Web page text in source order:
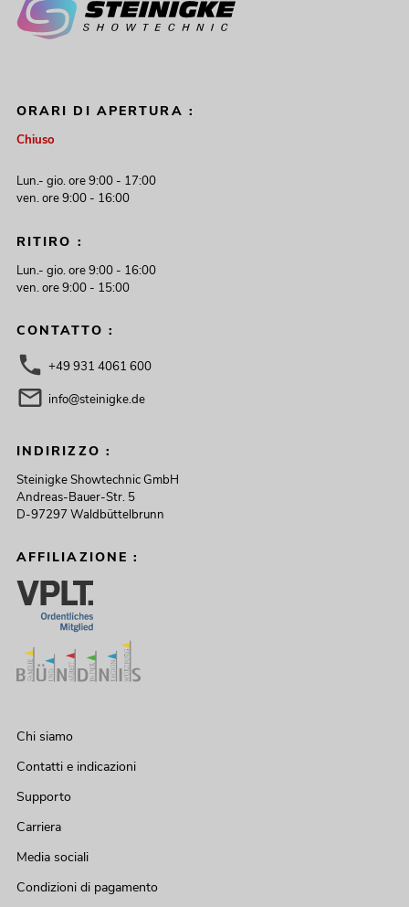
ORARI DI APERTURA :
Chiuso
Lun.- gio. ore 9:00 - 17:00
ven. ore 9:00 - 16:00
RITIRO :
Lun.- gio. ore 9:00 - 16:00
ven. ore 9:00 - 15:00
CONTATTO :
+49 931 4061 600
info@steinigke.de
INDIRIZZO :
Steinigke Showtechnic GmbH
Andreas-Bauer-Str. 5
D-97297 Waldbüttelbrunn
AFFILIAZIONE :
Chi siamo
Contatti e indicazioni
Supporto
Carriera
Media sociali
Condizioni di pagamento